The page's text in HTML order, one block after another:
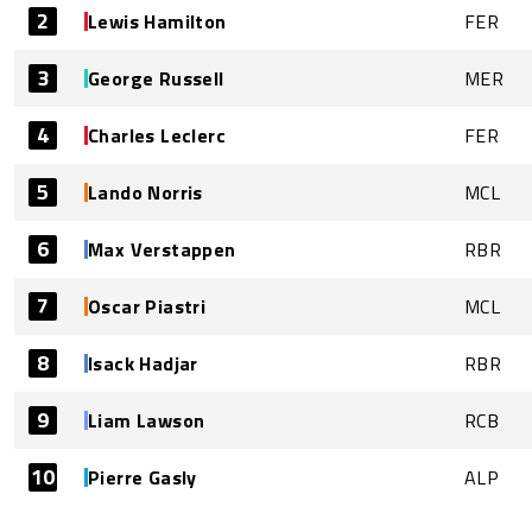
2 Lewis Hamilton FER
3 George Russell MER
4 Charles Leclerc FER
5 Lando Norris MCL
6 Max Verstappen RBR
7 Oscar Piastri MCL
8 Isack Hadjar RBR
9 Liam Lawson RCB
10 Pierre Gasly ALP